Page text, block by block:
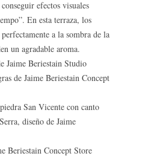
efectos visuales
En esta terraza, los
a la sombra de la
un agradable aroma.
Jaime Beriestain Studio
de Jaime Beriestain Concept
San Vicente con canto
diseño de Jaime
Beriestain Concept Store